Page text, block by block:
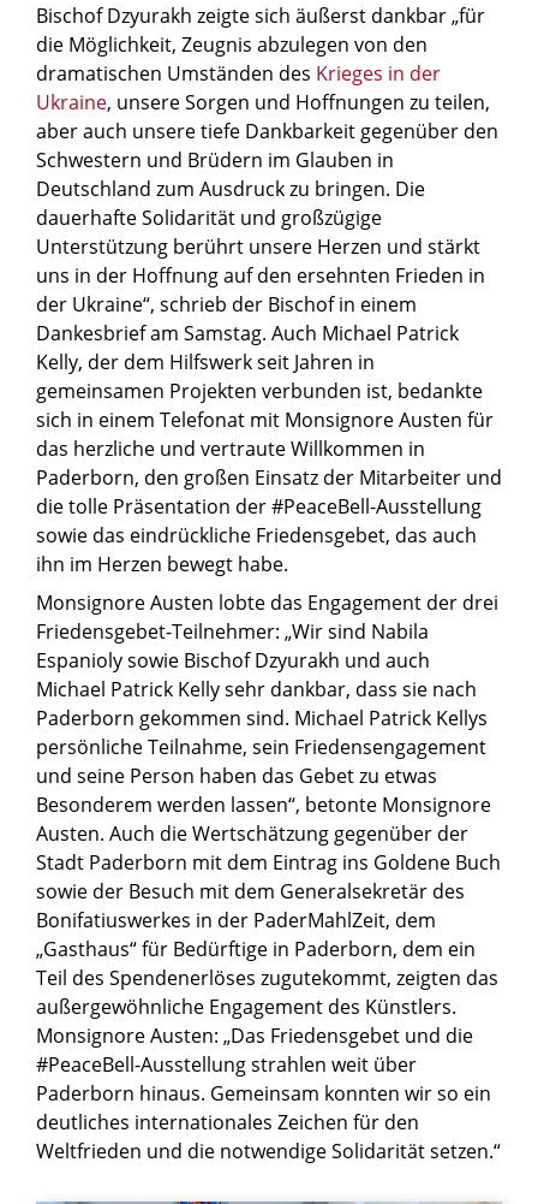
Bischof Dzyurakh zeigte sich äußerst dankbar „für
die Möglichkeit, Zeugnis abzulegen von den
dramatischen Umständen des Krieges in der
Ukraine, unsere Sorgen und Hoffnungen zu teilen,
aber auch unsere tiefe Dankbarkeit gegenüber den
Schwestern und Brüdern im Glauben in
Deutschland zum Ausdruck zu bringen. Die
dauerhafte Solidarität und großzügige
Unterstützung berührt unsere Herzen und stärkt
uns in der Hoffnung auf den ersehnten Frieden in
der Ukraine“, schrieb der Bischof in einem
Dankesbrief am Samstag. Auch Michael Patrick
Kelly, der dem Hilfswerk seit Jahren in
gemeinsamen Projekten verbunden ist, bedankte
sich in einem Telefonat mit Monsignore Austen für
das herzliche und vertraute Willkommen in
Paderborn, den großen Einsatz der Mitarbeiter und
die tolle Präsentation der #PeaceBell-Ausstellung
sowie das eindrückliche Friedensgebet, das auch
ihn im Herzen bewegt habe.
Monsignore Austen lobte das Engagement der drei
Friedensgebet-Teilnehmer: „Wir sind Nabila
Espanioly sowie Bischof Dzyurakh und auch
Michael Patrick Kelly sehr dankbar, dass sie nach
Paderborn gekommen sind. Michael Patrick Kellys
persönliche Teilnahme, sein Friedensengagement
und seine Person haben das Gebet zu etwas
Besonderem werden lassen“, betonte Monsignore
Austen. Auch die Wertschätzung gegenüber der
Stadt Paderborn mit dem Eintrag ins Goldene Buch
sowie der Besuch mit dem Generalsekretär des
Bonifatiuswerkes in der PaderMahlZeit, dem
„Gasthaus“ für Bedürftige in Paderborn, dem ein
Teil des Spendenerlöses zugutekommt, zeigten das
außergewöhnliche Engagement des Künstlers.
Monsignore Austen: „Das Friedensgebet und die
#PeaceBell-Ausstellung strahlen weit über
Paderborn hinaus. Gemeinsam konnten wir so ein
deutliches internationales Zeichen für den
Weltfrieden und die notwendige Solidarität setzen.“